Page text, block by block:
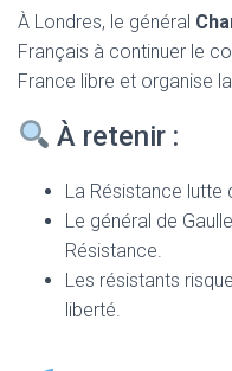
À Londres, le général
Français à continuer le
France libre et organise
À retenir :
La Résistance lutte
Le général de
Résistance.
Les résistants
liberté.